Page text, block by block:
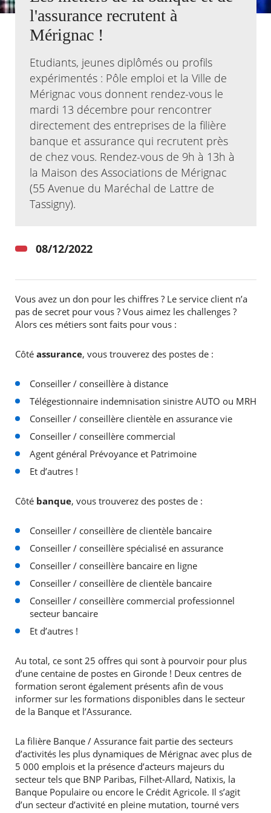
Agenda
Actualités
Kiosque
Espace de services en ligne
Instagram
Youtube
Linkedin
RECHERCHER ...
l'assurance recrutent à
Mérignac !
Etudiants, jeunes diplômés ou profils
expérimentés : Pôle emploi et la Ville de
Mérignac vous donnent rendez-vous le
mardi 13 décembre pour rencontrer
directement des entreprises de la filière
banque et assurance qui recrutent près
de chez vous. Rendez-vous de 9h à 13h à
la Maison des Associations de Mérignac
(55 Avenue du Maréchal de Lattre de
Tassigny).
08/12/2022
Vous avez un don pour les chiffres ? Le service client n’a
pas de secret pour vous ? Vous aimez les challenges ?
Alors ces métiers sont faits pour vous :
Côtéassurance, vous trouverez des postes de :
Conseiller / conseillère à distance
Télégestionnaire indemnisation sinistre AUTO ou MRH
Conseiller / conseillère clientèle en assurance vie
Conseiller / conseillère commercial
Agent général Prévoyance et Patrimoine
Et d’autres !
Côté banque, vous trouverez des postes de :
Conseiller / conseillère de clientèle bancaire
Conseiller / conseillère spécialisé en assurance
Conseiller / conseillère bancaire en ligne
Conseiller / conseillère de clientèle bancaire
Conseiller / conseillère commercial professionnel
secteur bancaire
Et d’autres !
Au total, ce sont 25 offres qui sont à pourvoir pour plus
d’une centaine de postes en Gironde ! Deux centres de
formation seront également présents afin de vous
informer sur les formations disponibles dans le secteur
de la Banque et l’Assurance.
La filière Banque / Assurance fait partie des secteurs
d’activités les plus dynamiques de Mérignac avec plus de
5 000 emplois et la présence d’acteurs majeurs du
secteur tels que BNP Paribas, Filhet-Allard, Natixis, la
Banque Populaire ou encore le Crédit Agricole. Il s’agit
d’un secteur d’activité en pleine mutation, tourné vers